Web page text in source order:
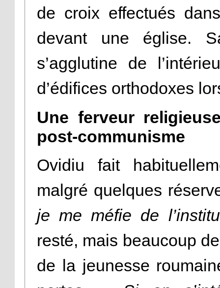
de croix effectués
devant une église.
s’agglutine de
d’édifices orthodoxes
Une ferveur
post-communisme
Ovidiu fait
malgré quelques
je me méfie de
resté, mais beaucoup
de la jeunesse